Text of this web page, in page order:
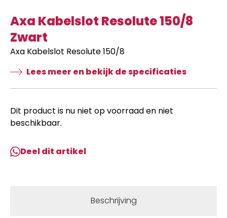
Axa Kabelslot Resolute 150/8
Zwart
Axa Kabelslot Resolute 150/8
Lees meer en bekijk de specificaties
Dit product is nu niet op voorraad en niet
beschikbaar.
Deel dit artikel
Beschrijving